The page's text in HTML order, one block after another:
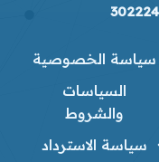
سياسة الخصوصية
السياسات
والشروط
سياسة الاسترداد